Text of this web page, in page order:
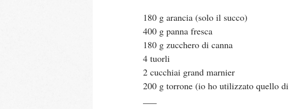
180 g arancia (solo il succo)
400 g panna fresca
180 g zucchero di canna
4 tuorli
2 cucchiai grand marnier
200 g torrone (io ho utilizzato quello di